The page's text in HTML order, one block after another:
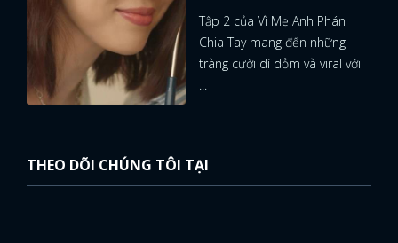
Tập 2 của Vì Mẹ Anh Phán
Chia Tay mang đến những
tràng cười dí dỏm và viral với
...
THEO DÕI CHÚNG TÔI TẠI